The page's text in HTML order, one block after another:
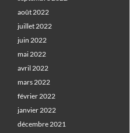
août 2022
juillet 2022
juin 2022
mai 2022
avril 2022
mars 2022
février 2022
janvier 2022
décembre 2021